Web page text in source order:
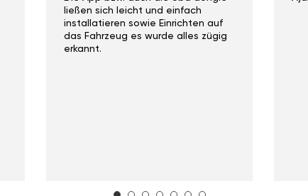
ließen sich leicht und einfach
installatieren sowie Einrichten auf
das Fahrzeug es wurde alles zügig
erkannt.